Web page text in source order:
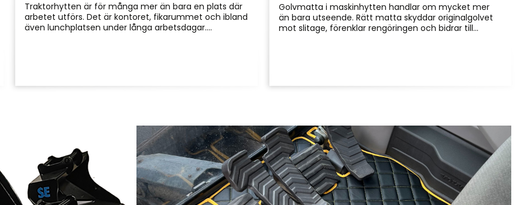
Traktorhytten är för många mer än bara en plats där
arbetet utförs. Det är kontoret, fikarummet och ibland
även lunchplatsen under långa arbetsdagar....
Golvmatta i maskinhytten handlar om mycket mer
än bara utseende. Rätt matta skyddar originalgolvet
mot slitage, förenklar rengöringen och bidrar till...